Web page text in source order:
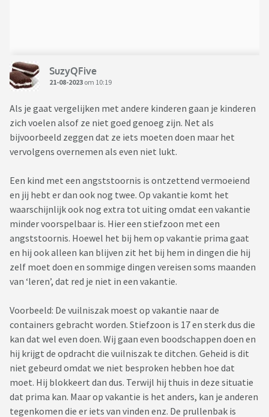
SuzyQFive
21-08-2023 om 10:19
Als je gaat vergelijken met andere kinderen gaan je kinderen
zich voelen alsof ze niet goed genoeg zijn. Net als
bijvoorbeeld zeggen dat ze iets moeten doen maar het
vervolgens overnemen als even niet lukt.
Een kind met een angststoornis is ontzettend vermoeiend
en jij hebt er dan ook nog twee. Op vakantie komt het
waarschijnlijk ook nog extra tot uiting omdat een vakantie
minder voorspelbaar is. Hier een stiefzoon met een
angststoornis. Hoewel het bij hem op vakantie prima gaat
en hij ook alleen kan blijven zit het bij hem in dingen die hij
zelf moet doen en sommige dingen vereisen soms maanden
van ‘leren’, dat red je niet in een vakantie.
Voorbeeld: De vuilniszak moest op vakantie naar de
containers gebracht worden. Stiefzoon is 17 en sterk dus die
kan dat wel even doen. Wij gaan even boodschappen doen en
hij krijgt de opdracht die vuilniszak te ditchen. Geheid is dit
niet gebeurd omdat we niet besproken hebben hoe dat
moet. Hij blokkeert dan dus. Terwijl hij thuis in deze situatie
dat prima kan. Maar op vakantie is het anders, kan je anderen
tegenkomen die er iets van vinden enz. De prullenbak is